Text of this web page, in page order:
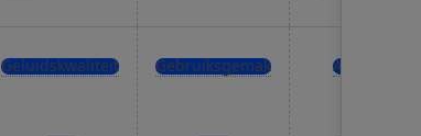
Geluidskwaliteit Gebruiksgemak Accu